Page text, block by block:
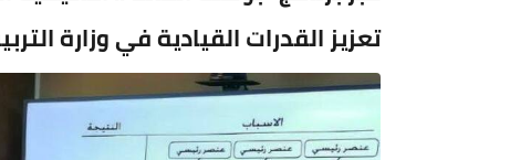
تعزيز القدرات القيادية في وزارة